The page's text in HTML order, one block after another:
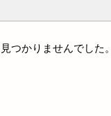
つかりませんでした。